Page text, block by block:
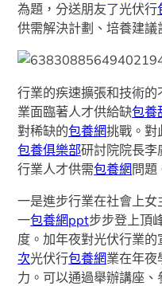
為題，分送朋友了光伏行
供需解決計劃、培養建議
行業的疾速擴張和技術
業面臨著人才供給缺包養
對稀缺的包養網挑戰。對
包養俱樂部研討院院長李
行業人才供需包養網問題
一是進步行業在社會上
一包養網ppt步步登上頂
度。加年夜對光伏行業的
次光伏行包養網業在年夜
力。可以通過舉辦講座